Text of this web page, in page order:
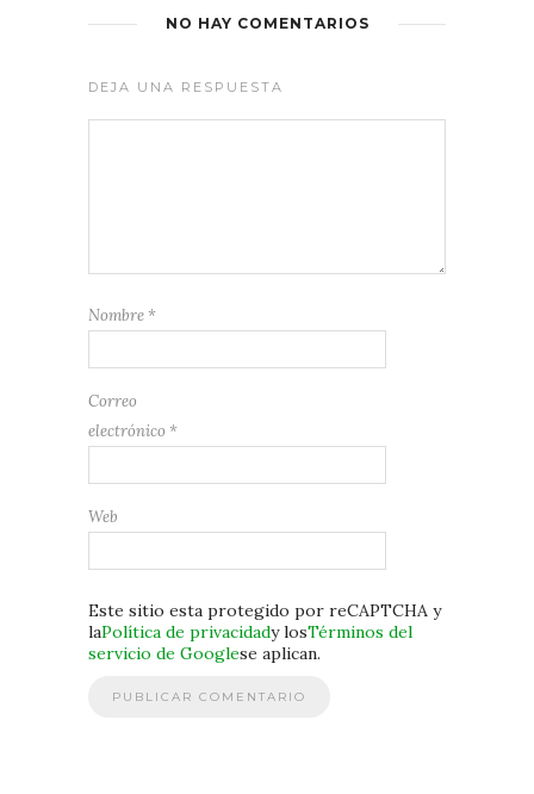
NO HAY COMENTARIOS
DEJA UNA RESPUESTA
Nombre *
Correo
electrónico *
Web
Este sitio esta protegido por reCAPTCHA y
laPolítica de privacidady losTérminos del
servicio de Googlese aplican.